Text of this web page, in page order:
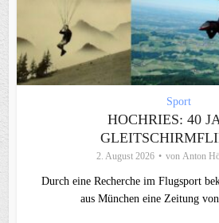
Sport
HOCHRIES: 40
2. August 2026 von Anton
Durch eine Recherche im Flugsport
aus München eine Zeitung von